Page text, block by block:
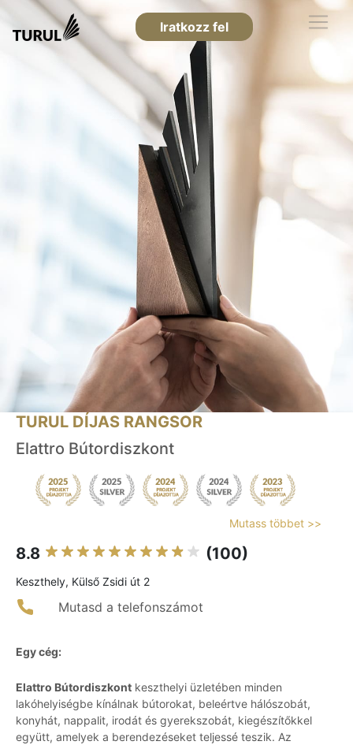
Iratkozz fel
TURUL DÍJAS RANGSOR
Elattro Bútordiszkont
Mutass többet >>
8.8 (100)
Keszthely, Külső Zsidi út 2
Mutasd a telefonszámot
Egy cég:
Elattro Bútordiszkont keszthelyi üzletében minden
lakóhelyiségbe kínálnak bútorokat, beleértve hálószobát,
konyhát, nappalit, irodát és gyerekszobát, kiegészítőkkel
együtt, amelyek a berendezéseket teljessé teszik. Az